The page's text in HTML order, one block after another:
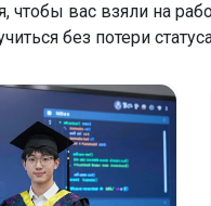
вас взяли на
без потери